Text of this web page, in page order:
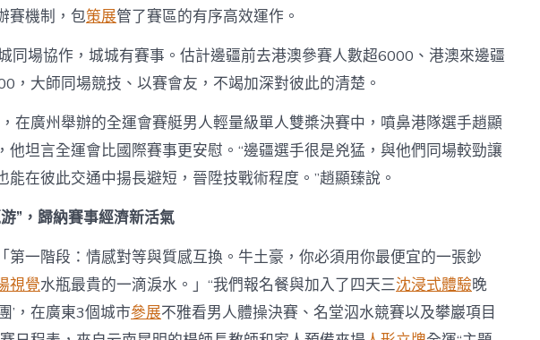
賽機制，包策展管了賽區的有序高效運作。
同場協作，城城有賽事。估計邊疆前去港澳參賽人數超6000、港澳來邊疆
，大師同場競技、以賽會友，不竭加深對彼此的清楚。
在廣州舉辦的全運會賽艇男人輕量級單人雙槳決賽中，噴鼻港隊選手趙顯
他坦言全運會比國際賽事更安慰。“邊疆選手很是兇猛，與他們同場較勁讓
能在彼此交通中揚長避短，晉陞技戰術程度。”趙顯臻說。
”，歸納賽事經濟新活氣
「第一階段：情感對等與質感互換。牛土豪，你必須用你最便宜的一張鈔
視覺水瓶最貴的一滴淚水。」“我們報名餐與加入了四天三沈浸式體驗晚
’，在廣東3個城市參展不雅看男人體操決賽、名堂泅水競賽以及攀巖項目